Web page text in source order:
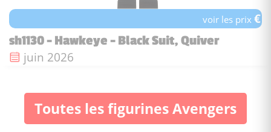
voir les prix€
sh1130 - Hawkeye - Black Suit, Quiver
Date de sortie :
juin 2026
Toutes les figurines Avengers